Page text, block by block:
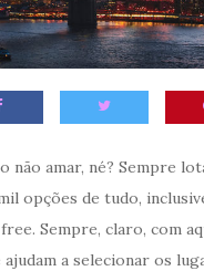
não amar, né? Sempre
opções de tudo,
Sempre, claro, com
a selecionar os